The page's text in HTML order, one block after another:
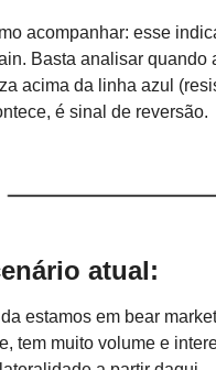
acompanhar: esse
Basta analisar quando
acima da linha azul
é sinal de reversão.
atual:
estamos em bear
tem muito volume e